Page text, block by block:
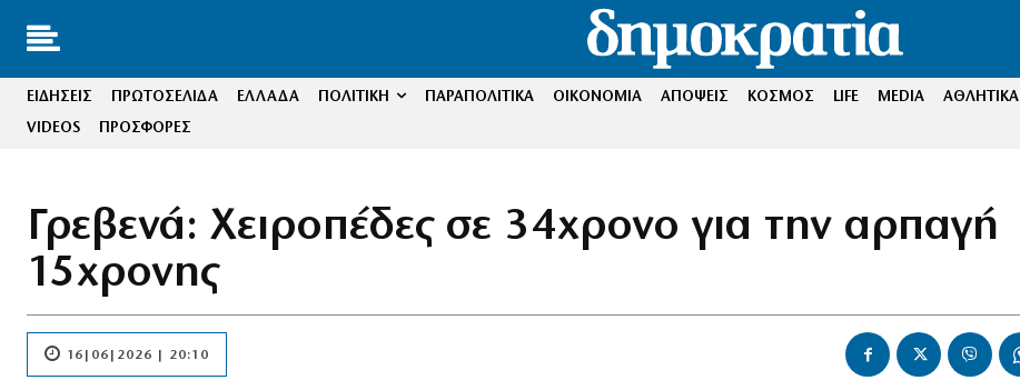
ΕΙΔΗΣΕΙΣ ΠΡΩΤΟΣΕΛΙΔΑ ΕΛΛΑΔΑ ΠΟΛΙΤΙΚΗ ΠΑΡΑΠΟΛΙΤΙΚΑ ΟΙΚΟΝΟΜΙΑ ΑΠΟΨΕΙΣ ΚΟΣΜΟΣ LIFE MEDIA ΑΘΛΗΤΙΚΑ
VIDEOS
ΠΡΟΣΦΟΡΕΣ
Γρεβενά: Χειροπέδες σε 34χρονο για την αρπαγή
15χρονης
16|06|2026 | 20:10